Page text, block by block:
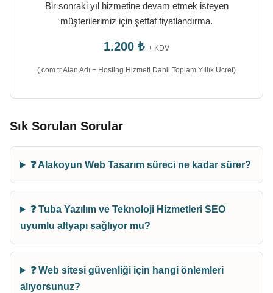
Bir sonraki yıl hizmetine devam etmek isteyen
müşterilerimiz için şeffaf fiyatlandırma.
1.200 ₺ + KDV
(.com.tr Alan Adı + Hosting Hizmeti Dahil Toplam Yıllık Ücret)
Sık Sorulan Sorular
❓ Alakoyun Web Tasarım süreci ne kadar sürer?
❓ Tuba Yazılım ve Teknoloji Hizmetleri SEO
uyumlu altyapı sağlıyor mu?
❓ Web sitesi güvenliği için hangi önlemleri
alıyorsunuz?